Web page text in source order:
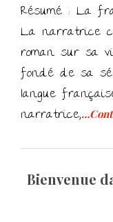
Résumé : La
La narratrice
roman sur sa
fondé de sa
langue
narratrice,
Bienvenue